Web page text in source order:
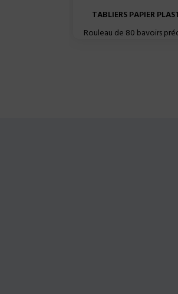
TABLIERS PAPIER
Rouleau de 80 bavoirs